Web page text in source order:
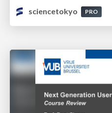
sciencetokyo
PRO